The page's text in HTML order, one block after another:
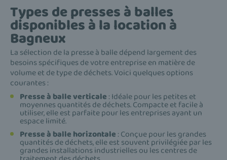
Types de presses à balles
disponibles à la location à
Bagneux
La sélection de la presse à balle dépend largement des
besoins spécifiques de votre entreprise en matière de
volume et de type de déchets. Voici quelques options
courantes :
Presse à balle verticale : Idéale pour les petites et
moyennes quantités de déchets. Compacte et facile à
utiliser, elle est parfaite pour les entreprises ayant un
espace limité.
Presse à balle horizontale : Conçue pour les grandes
quantités de déchets, elle est souvent privilégiée par les
grandes installations industrielles ou les centres de